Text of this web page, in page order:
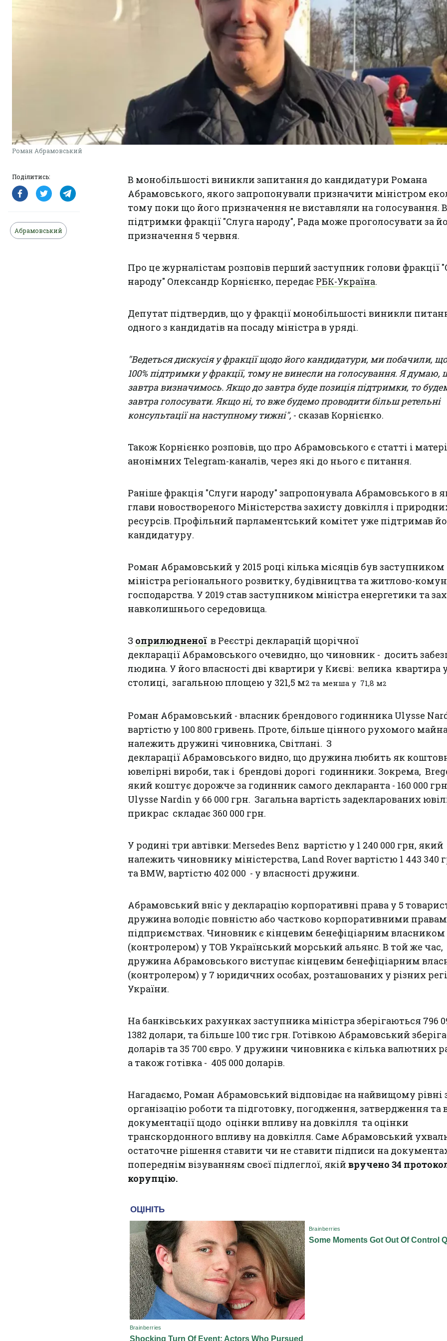
Роман Абрамовський
Поділитись:
Абрамовський
В монобільшості виникли запитання до кандидатури Романа
Абрамовського, якого запропонували призначити міністром
тому поки що його призначення не виставляли на голосування. В
підтримки фракції "Слуга народу", Рада може проголосувати за
призначення 5 червня.
Про це журналістам розповів перший заступник голови фракції
народу" Олександр Корнієнко, передає РБК-Україна.
Депутат підтвердив, що у фракції монобільшості виникли
одного з кандидатів на посаду міністра в уряді.
"Ведеться дискусія у фракції щодо його кандидатури, ми побачили,
100% підтримки у фракції, тому не винесли на голосування. Я думаю,
завтра визначимось. Якщо до завтра буде позиція підтримки, то
завтра голосувати. Якщо ні, то вже будемо проводити більш ретельні
консультації на наступному тижні", - сказав Корнієнко.
Також Корнієнко розповів, що про Абрамовського є статті і
анонімних Telegram-каналів, через які до нього є питання.
Раніше фракція "Слуги народу" запропонувала Абрамовського в
глави новоствореного Міністерства захисту довкілля і
ресурсів. Профільний парламентський комітет уже підтримав
кандидатуру.
Роман Абрамовський у 2015 році кілька місяців був заступником
міністра регіонального розвитку, будівництва та житлово-
господарства. У 2019 став заступником міністра енергетики та
навколишнього середовища.
З оприлюдненоїв Реєстрі декларацій щорічної
декларації Абрамовського очевидно, що чиновник - досить
людина. У його власності дві квартири у Києві: велика квартира
столиці, загальною площею у 321,5 м2 та менша у 71,8 м2
Роман Абрамовський - власник брендового годинника Ulysse
вартістю у 100 800 гривень. Проте, більше цінного рухомого
належить дружині чиновника, Світлані. З
декларації Абрамовського видно, що дружина любить як
ювелірні вироби, так і брендові дорогі годинники. Зокрема,
який коштує дорожче за годинник самого декларанта - 160 000
Ulysse Nardin у 66 000 грн. Загальна вартість задекларованих
прикрас складає 360 000 грн.
У родині три автівки: Mersedes Benz вартістю у 1 240 000 грн, який
належить чиновнику міністерства, Land Rover вартістю 1 443 340
та BMW, вартістю 402 000 - у власності дружини.
Абрамовський вніс у декларацію корпоративні права у 5
дружина володіє повністю або частково корпоративними
підприємствах. Чиновник є кінцевим бенефіціарним власником
(контролером) у ТОВ Український морський альянс. В той же час,
дружина Абрамовського виступає кінцевим бенефіціарним
(контролером) у 7 юридичних особах, розташованих у різних
України.
На банківських рахунках заступника міністра зберігаються 796
1382 долари, та більше 100 тис грн. Готівкою Абрамовський
доларів та 35 700 євро. У дружини чиновника є кілька валютних
а також готівка - 405 000 доларів.
Нагадаємо, Роман Абрамовський відповідає на найвищому рівні
організацію роботи та підготовку, погодження, затвердження та
документації щодо оцінки впливу на довкілля та оцінки
транскордонного впливу на довкілля. Саме Абрамовський
остаточне рішення ставити чи не ставити підписи на
попереднім візуванням своєї підлеглої, якій вручено 34
корупцію.